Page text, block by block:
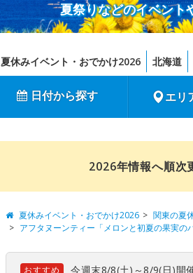
夏祭りなどのイベント
夏休みイベント・おでかけ2026 北海道
日付から探す エリ
2026年情報へ順次
夏休みイベント・おでかけ2026 関東の夏
アフタヌーンティー「メロンと初夏の果実の
おすすめ 今週末8/8(土)～8/9(日)開